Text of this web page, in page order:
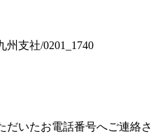
支社/0201_1740
だいたお電話番号へご連絡さ